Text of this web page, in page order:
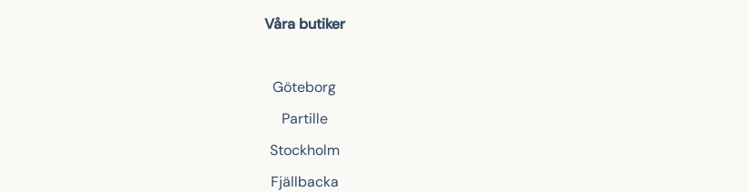
Våra butiker
Göteborg
Partille
Stockholm
Fjällbacka